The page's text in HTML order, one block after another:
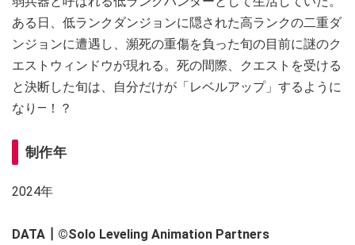
ある日、低ランクダンジョンに隠された高ランクの二重ダ
ンジョンに遭遇し、瀕死の重傷を負った旬の目前に謎のク
エストウィンドウが現れる。死の間際、クエストを受ける
と決断した旬は、自分だけが「レベルアップ」するように
なり—！？
制作年
2024年
DATA┃ ©Solo Leveling Animation Partners